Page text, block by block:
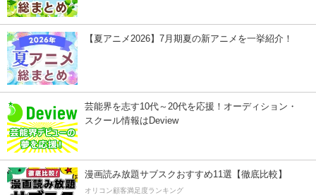
【夏アニメ2026】7月期夏の新アニメを一挙紹介！
芸能界を志す10代～20代を応援！オーディション・
スクール情報はDeview
漫画読み放題サブスクおすすめ11選【徹底比較】
オリコン顧客満足度ランキング